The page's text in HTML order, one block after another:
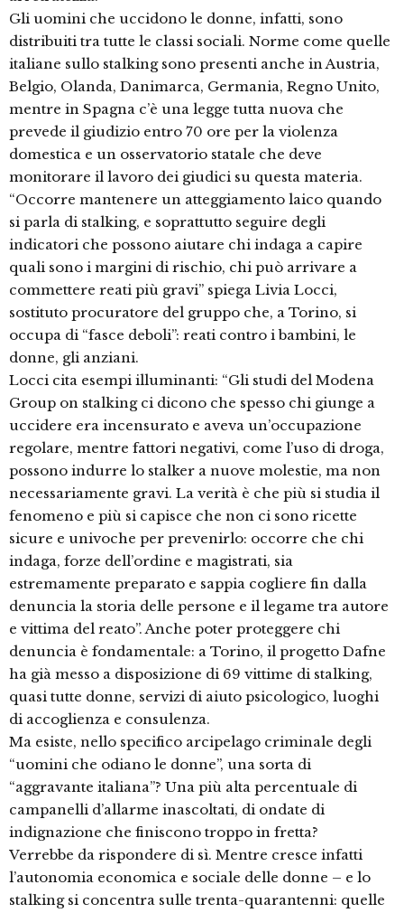
Gli uomini che uccidono le donne, infatti, sono
distribuiti tra tutte le classi sociali. Norme come quelle
italiane sullo stalking sono presenti anche in Austria,
Belgio, Olanda, Danimarca, Germania, Regno Unito,
mentre in Spagna c’è una legge tutta nuova che
prevede il giudizio entro 70 ore per la violenza
domestica e un osservatorio statale che deve
monitorare il lavoro dei giudici su questa materia.
“Occorre mantenere un atteggiamento laico quando
si parla di stalking, e soprattutto seguire degli
indicatori che possono aiutare chi indaga a capire
quali sono i margini di rischio, chi può arrivare a
commettere reati più gravi” spiega Livia Locci,
sostituto procuratore del gruppo che, a Torino, si
occupa di “fasce deboli”: reati contro i bambini, le
donne, gli anziani.
Locci cita esempi illuminanti: “Gli studi del Modena
Group on stalking ci dicono che spesso chi giunge a
uccidere era incensurato e aveva un’occupazione
regolare, mentre fattori negativi, come l’uso di droga,
possono indurre lo stalker a nuove molestie, ma non
necessariamente gravi. La verità è che più si studia il
fenomeno e più si capisce che non ci sono ricette
sicure e univoche per prevenirlo: occorre che chi
indaga, forze dell’ordine e magistrati, sia
estremamente preparato e sappia cogliere fin dalla
denuncia la storia delle persone e il legame tra autore
e vittima del reato”. Anche poter proteggere chi
denuncia è fondamentale: a Torino, il progetto Dafne
ha già messo a disposizione di 69 vittime di stalking,
quasi tutte donne, servizi di aiuto psicologico, luoghi
di accoglienza e consulenza.
Ma esiste, nello specifico arcipelago criminale degli
“uomini che odiano le donne”, una sorta di
“aggravante italiana”? Una più alta percentuale di
campanelli d’allarme inascoltati, di ondate di
indignazione che finiscono troppo in fretta?
Verrebbe da rispondere di sì. Mentre cresce infatti
l’autonomia economica e sociale delle donne – e lo
stalking si concentra sulle trenta-quarantenni: quelle